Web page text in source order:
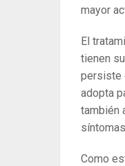
mayor
El
tienen
persiste
adopta
también
Como